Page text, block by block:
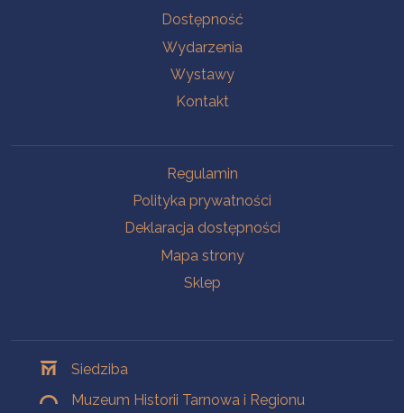
Dostępność
Wydarzenia
Wystawy
Kontakt
Regulamin
Polityka prywatności
Deklaracja dostępności
Mapa strony
Sklep
Siedziba
Muzeum Historii Tarnowa i Regionu